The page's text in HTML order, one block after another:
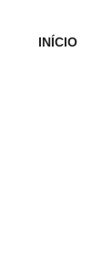
INÍCIO